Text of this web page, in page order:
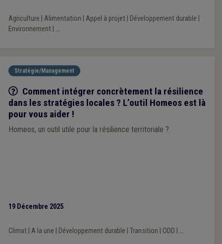
Agriculture Alimentation Appel à projet| Développement durable
Environnement| ...
Stratégie/Management
Q/R
Comment intégrer concrètement la résilience
dans les stratégies locales ? L’outil Homeos est là
pour vous aider !
Homeos, un outil utile pour la résilience territoriale ?
19 Décembre 2025
Climat| A la une Développement durable Transition ODD ...